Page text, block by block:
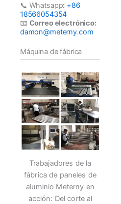
📞 Whatsapp: +86
18566054354
📧 Correo electrónico:
damon@meterny.com
Máquina de fábrica
Trabajadores de la
fábrica de paneles de
aluminio Meterny en
acción: Del corte al